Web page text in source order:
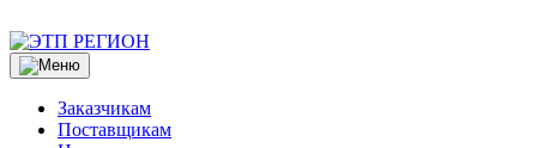
Заказчикам
Поставщикам